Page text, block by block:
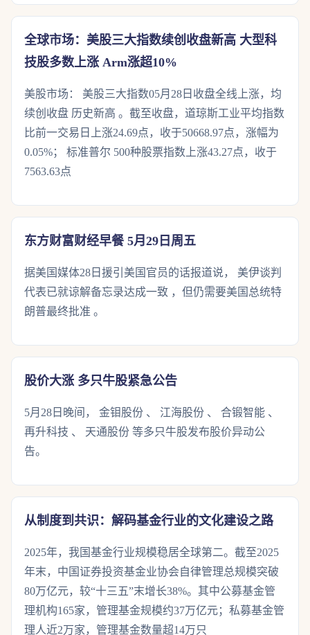
全球市场：美股三大指数续创收盘新高 大型科
技股多数上涨 Arm涨超10%
美股市场： 美股三大指数05月28日收盘全线上涨，均
续创收盘 历史新高 。截至收盘，道琼斯工业平均指数
比前一交易日上涨24.69点，收于50668.97点，涨幅为
0.05%； 标准普尔 500种股票指数上涨43.27点，收于
7563.63点
东方财富财经早餐 5月29日周五
据美国媒体28日援引美国官员的话报道说， 美伊谈判
代表已就谅解备忘录达成一致 ，但仍需要美国总统特
朗普最终批准 。
股价大涨 多只牛股紧急公告
5月28日晚间， 金钼股份 、 江海股份 、 合锻智能 、
再升科技 、 天通股份 等多只牛股发布股价异动公
告。
从制度到共识：解码基金行业的文化建设之路
2025年，我国基金行业规模稳居全球第二。截至2025
年末，中国证券投资基金业协会自律管理总规模突破
80万亿元，较“十三五”末增长38%。其中公募基金管
理机构165家，管理基金规模约37万亿元；私募基金管
理人近2万家，管理基金数量超14万只